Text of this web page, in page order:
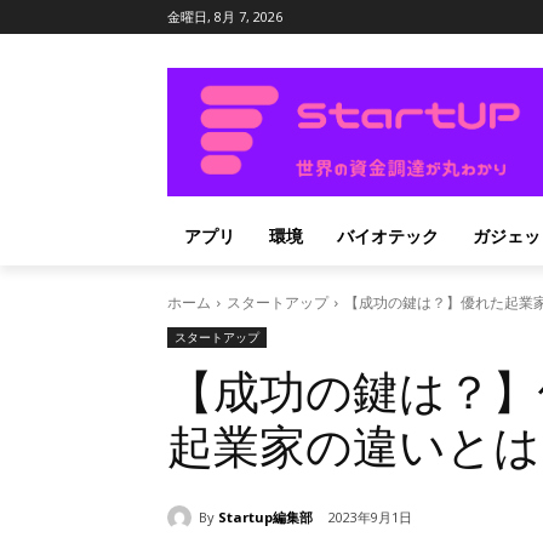
金曜日, 8月 7, 2026
アプリ 環境 バイオテック ガジェ
ホーム スタートアップ 【成功の鍵は？】優れた起
スタートアップ
【成功の鍵は？
起業家の違いと
By Startup編集部 2023年9月1日